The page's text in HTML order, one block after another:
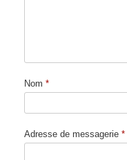
Nom *
Adresse de messagerie *